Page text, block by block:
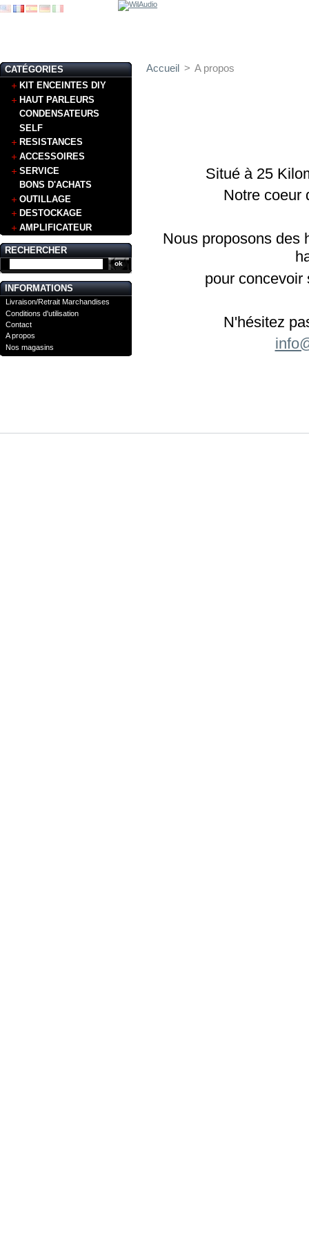
CATÉGORIES
KIT ENCEINTES DIY
HAUT PARLEURS
CONDENSATEURS
SELF
RESISTANCES
ACCESSOIRES
SERVICE
BONS D'ACHATS
OUTILLAGE
DESTOCKAGE
AMPLIFICATEUR
RECHERCHER
INFORMATIONS
Livraison/Retrait Marchandises
Conditions d'utilisation
Contact
A propos
Nos magasins
Accueil > A propos
Situé à 25
Notre coeur
Nous proposons des
pour concevoir
N'hésitez